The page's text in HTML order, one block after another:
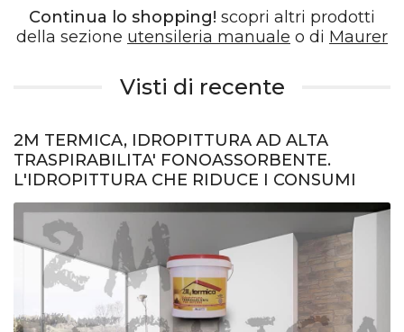
Continua lo shopping! scopri altri prodotti
della sezione utensileria manuale o di Maurer
Visti di recente
2M TERMICA, IDROPITTURA AD ALTA
TRASPIRABILITA' FONOASSORBENTE.
L'IDROPITTURA CHE RIDUCE I CONSUMI